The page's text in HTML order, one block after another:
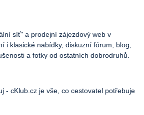
síť" a prodejní zájezdový web v
i klasické nabídky, diskuzní fórum, blog,
a fotky od ostatních dobrodruhů.
- cKlub.cz je vše, co cestovatel potřebuje